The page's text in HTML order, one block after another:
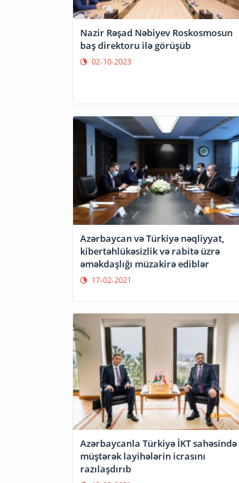
Nazir Rəşad Nəbiyev Roskosmosun
baş direktoru ilə görüşüb
02-10-2023
Azərbaycan və Türkiyə nəqliyyat,
kibertəhlükəsizlik və rabitə üzrə
əməkdaşlığı müzakirə ediblər
17-02-2021
Azərbaycanla Türkiyə İKT sahəsində
müştərək layihələrin icrasını
razılaşdırıb